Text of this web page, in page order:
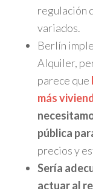
regulación
variados.
Berlín
Alquiler,
parece que
más
pública
precios y
Sería
actuar al